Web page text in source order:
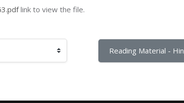
link to view the file.
Reading Material -